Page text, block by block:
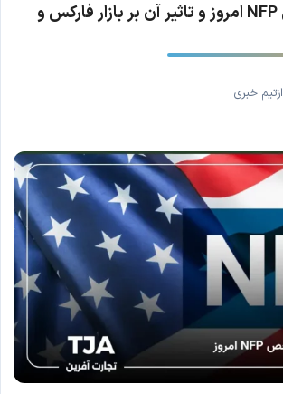
گزارش شاخص NFP امروز و تاثیر آن بر بازار فارکس و
ازتیم خبری